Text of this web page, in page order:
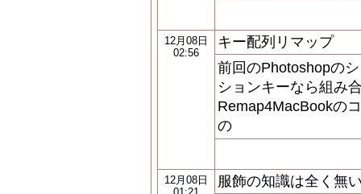
12月08日
02:56
キー配列リマップ
前回のPhotoshopの
ションキーなら組み
Remap4MacBookの
の
12月08日
服飾の知識は全く無